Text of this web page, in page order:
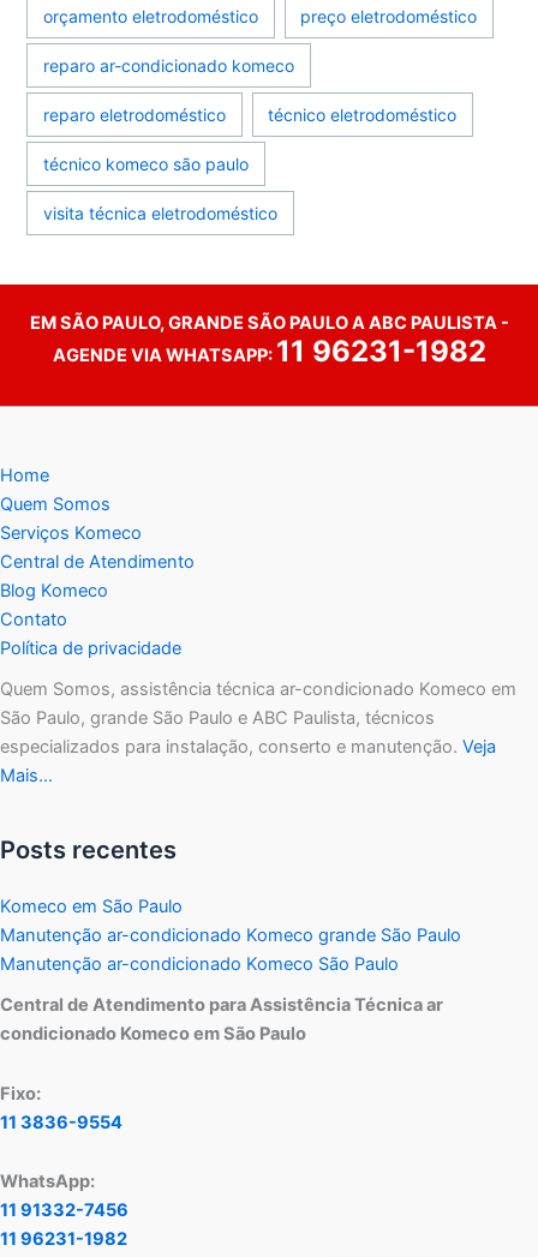
orçamento eletrodoméstico preço eletrodoméstico
reparo ar-condicionado komeco
reparo eletrodoméstico técnico eletrodoméstico
técnico komeco são paulo
visita técnica eletrodoméstico
EM SÃO PAULO, GRANDE SÃO PAULO A ABC PAULISTA -
AGENDE VIA WHATSAPP: 11 96231-1982
Home
Quem Somos
Serviços Komeco
Central de Atendimento
Blog Komeco
Contato
Política de privacidade
Quem Somos, assistência técnica ar-condicionado Komeco em
São Paulo, grande São Paulo e ABC Paulista, técnicos
especializados para instalação, conserto e manutenção. Veja
Mais…
Posts recentes
Komeco em São Paulo
Manutenção ar-condicionado Komeco grande São Paulo
Manutenção ar-condicionado Komeco São Paulo
Central de Atendimento para Assistência Técnica ar
condicionado Komeco em São Paulo
Fixo:
11 3836-9554
WhatsApp:
11 91332-7456
11 96231-1982